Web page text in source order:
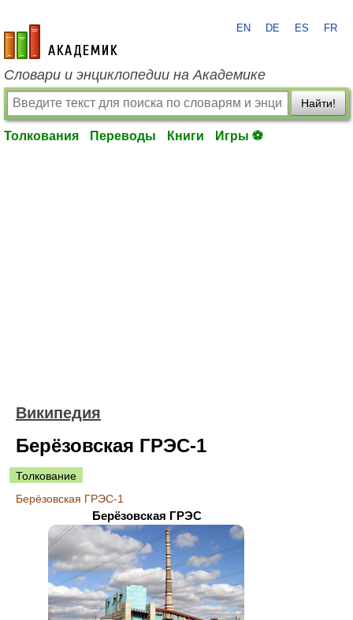
academic.ru
EN DE ES FR
Словари и энциклопедии на Академике
Найти!
Толкования Переводы Книги Игры ⚽
Википедия
Берёзовская ГРЭС-1
Толкование
Берёзовская ГРЭС-1
Берёзовская ГРЭС